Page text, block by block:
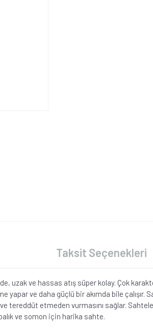
ve hassas atış süper kolay. Çok
ve daha güçlü bir akımda bile çalışır.
tereddüt etmeden vurmasını sağlar.
ve somon için harika sahte.
Taksit Seçenekleri